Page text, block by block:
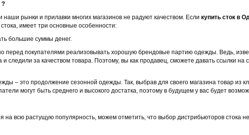
?
рынки и прилавки многих магазинов не радуют качеством. Если купить сток в
имеет три основные особенности:
большие суммы денег.
покупателями реализовывать хорошую брендовые партию одежды. Ведь,
следили за качеством товара. Поэтому, вы как продавец, сможете давать ссылки
– это продолжение сезонной одежды. Так, выбрав для своего магазина товар из
могут быть среднего и высокого достатка, поэтому в будущем у вас будет
на всю растущую популярность, можем отметить, что выбор дистрибьюторов стока